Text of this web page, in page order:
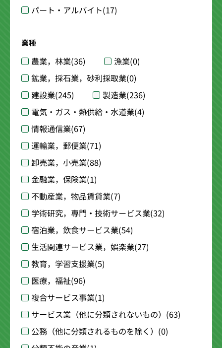
パート・アルバイト(17)
業種
農業，林業(36) 漁業(0)
鉱業，採石業，砂利採取業(0)
建設業(245) 製造業(236)
電気・ガス・熱供給・水道業(4)
情報通信業(67)
運輸業，郵便業(71)
卸売業，小売業(88)
金融業，保険業(1)
不動産業，物品賃貸業(7)
学術研究，専門・技術サービス業(32)
宿泊業，飲食サービス業(54)
生活関連サービス業，娯楽業(27)
教育，学習支援業(5)
医療，福祉(96)
複合サービス事業(1)
サービス業（他に分類されないもの） (63)
公務（他に分類されるものを除く） (0)